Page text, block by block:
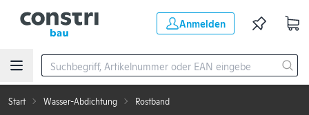
Anmelden
Start Wasser-Abdichtung Rostband